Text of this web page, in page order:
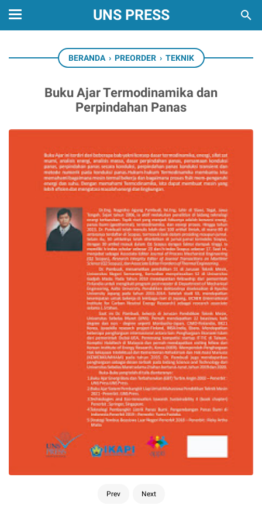
UNS PRESS
BERANDA › PREORDER › TEKNIK
Buku Ajar Termodinamika dan
Perpindahan Panas
Prev Next